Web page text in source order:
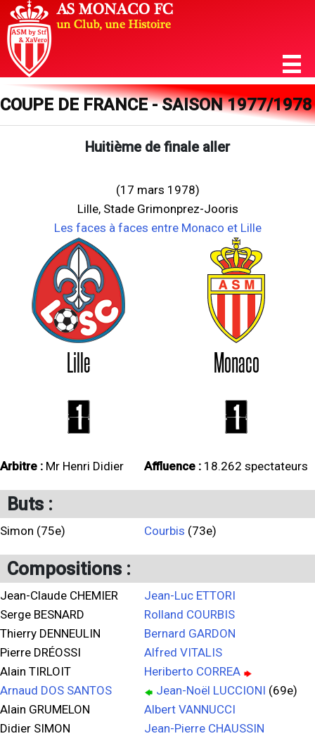
COUPE DE FRANCE - SAISON 1977/1978
Huitième de finale aller
(17 mars 1978)
Lille, Stade Grimonprez-Jooris
Les faces à faces entre Monaco et Lille
Lille Monaco
1 1
Arbitre : Mr Henri Didier Affluence : 18.262 spectateurs
Buts :
Simon (75e) Courbis (73e)
Compositions :
Jean-Claude CHEMIER
Serge BESNARD
Thierry DENNEULIN
Pierre DRÉOSSI
Alain TIRLOIT
Arnaud DOS SANTOS
Alain GRUMELON
Didier SIMON
Jean-Luc ETTORI
Rolland COURBIS
Bernard GARDON
Alfred VITALIS
Heriberto CORREA
Jean-Noël LUCCIONI (69e)
Albert VANNUCCI
Jean-Pierre CHAUSSIN